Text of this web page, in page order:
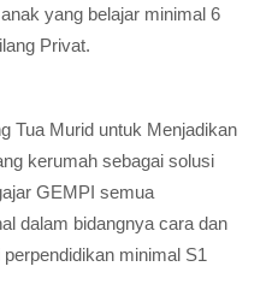
yang belajar minimal 6
Privat.
Tua Murid untuk Menjadikan
kerumah sebagai solusi
GEMPI semua
dalam bidangnya cara dan
minimal S1